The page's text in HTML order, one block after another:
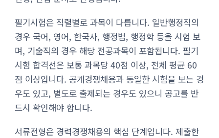
필기시험은 직렬별로 과목이 다릅니다. 일반행정직의
경우 국어, 영어, 한국사, 행정법, 행정학 등을 시험 보
며, 기술직의 경우 해당 전공과목이 포함됩니다. 필기
시험 합격선은 보통 과목당 40점 이상, 전체 평균 60
점 이상입니다. 공개경쟁채용과 동일한 시험을 보는 경
우도 있고, 별도로 출제되는 경우도 있으니 공고를 반
드시 확인해야 합니다.
서류전형은 경력경쟁채용의 핵심 단계입니다. 제출한